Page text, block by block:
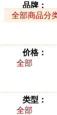
全部商品分
品牌：
全部
价格：
全部
类型：
全部